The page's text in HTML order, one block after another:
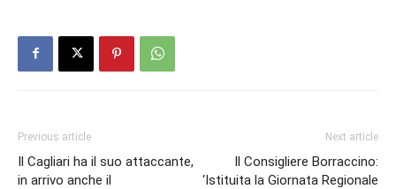
Previous article
Il Cagliari ha il suo attaccante,
in arrivo anche il
Next article
Il Consigliere Borraccino:
‘Istituita la Giornata Regionale